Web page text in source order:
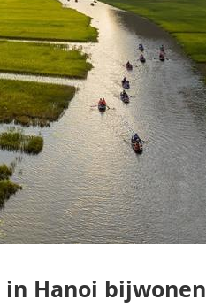
Hanoi bijwonen